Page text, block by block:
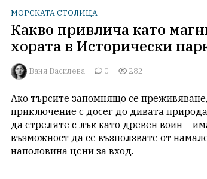
МОРСКАТА СТОЛИЦА
Какво привлича като
хората в Исторически
Ваня Василева 0 282
Ако търсите запомнящо се
приключение с досег до дивата
да стреляте с лък като древен воин –
възможност да се възползвате от
наполовина цени за вход.